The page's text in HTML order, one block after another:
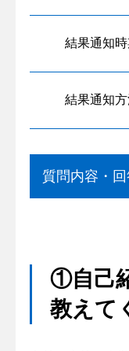
結果通知時
結果通知
質問内容・
①自己
教えて